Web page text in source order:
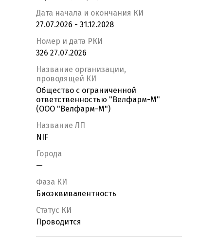
Дата начала и окончания КИ
27.07.2026 - 31.12.2028
Номер и дата РКИ
326 27.07.2026
Название организации,
проводящей КИ
Общество с ограниченной
ответственностью "Велфарм-М"
(ООО "Велфарм-М")
Название ЛП
NIF
Города
—
Фаза КИ
Биоэквивалентность
Статус КИ
Проводится